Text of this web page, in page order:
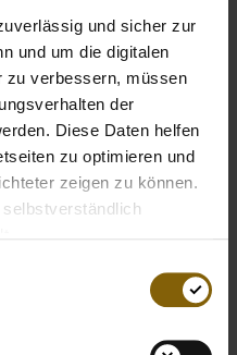
und sicher zur
und um die digitalen
zu verbessern, müssen
der
Diese Daten helfen
zu optimieren und
zeigen zu können.
GIVE EVERYTHING,
at the campaign spot for
THE
HANS